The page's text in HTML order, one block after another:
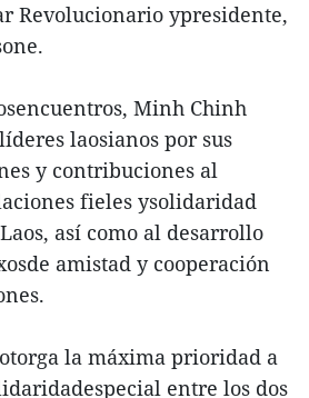
Revolucionario ypresidente,
Minh Chinh
laosianos por sus
y contribuciones al
fieles ysolidaridad
así como al desarrollo
amistad y cooperación
la máxima prioridad a
entre los dos